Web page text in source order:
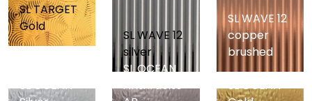
SL TARGET
Gold
SL WAVE 12
silver
SL WAVE 12
copper
brushed
SL OCEAN
SL OCEAN
Anthracite
SL OCEAN